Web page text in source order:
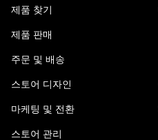
제품 찾기
제품 판매
주문 및 배송
스토어 디자인
마케팅 및 전환
스토어 관리